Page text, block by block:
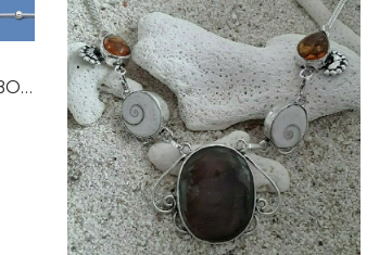
Dans mon panier
APERÇU RAPIDE